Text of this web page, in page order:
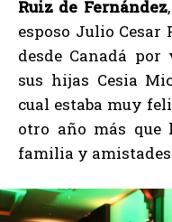
Ruiz de Fernández
esposo Julio
desde Canadá
sus hijas Cesia
cual estaba muy
otro año más que
familia y